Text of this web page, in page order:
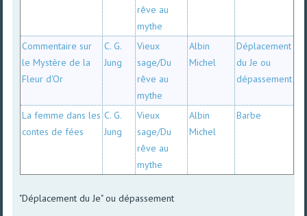
rêve au
mythe
Commentaire sur
le Mystère de la
Fleur d'Or
C. G.
Jung
Vieux
sage/Du
rêve au
mythe
Albin
Michel
Déplacement
du Je ou
dépassement
La femme dans les
contes de fées
C. G.
Jung
Vieux
sage/Du
rêve au
mythe
Albin
Michel
Barbe
"Déplacement du Je" ou dépassement